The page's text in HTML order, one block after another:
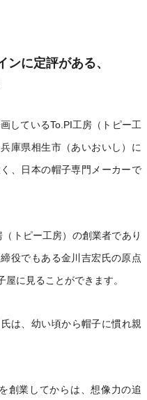
ンに定評がある、
しているTo.PI工房（トピー工
庫県相生市（あいおいし）に
、日本の帽子専門メーカーで
（トピー工房）の創業者であり
役でもある金川吉宏氏の原点
に見ることができます。
は、幼い頃から帽子に慣れ親
創業してからは、想像力の追